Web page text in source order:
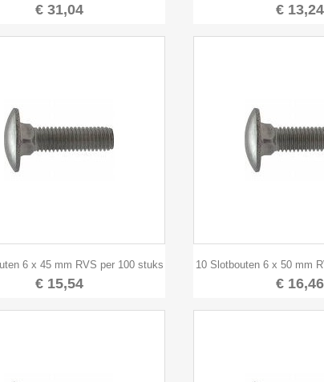
€ 31,04 € 13,24

6 x 45 mm RVS per 100 stuks
€ 15,54

10 Slotbouten 6 x 50 mm
€ 16,46